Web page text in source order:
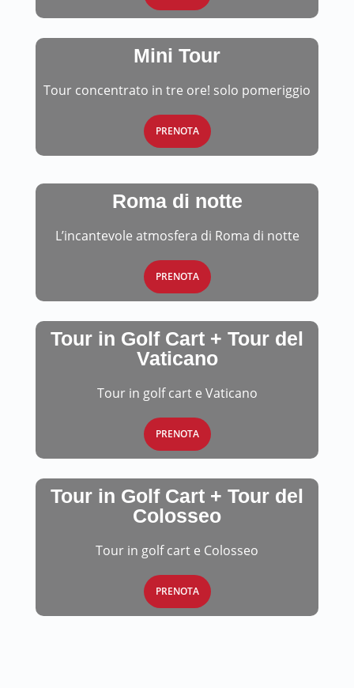
Mini Tour
Tour concentrato in tre ore! solo pomeriggio
PRENOTA
Roma di notte
L’incantevole atmosfera di Roma di notte
PRENOTA
Tour in Golf Cart + Tour del
Vaticano
Tour in golf cart e Vaticano
PRENOTA
Tour in Golf Cart + Tour del
Colosseo
Tour in golf cart e Colosseo
PRENOTA